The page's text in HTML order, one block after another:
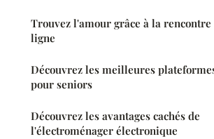
Trouvez l'amour grâce à la
ligne
Découvrez les meilleures
pour seniors
Découvrez les avantages cachés de
l'électroménager électronique